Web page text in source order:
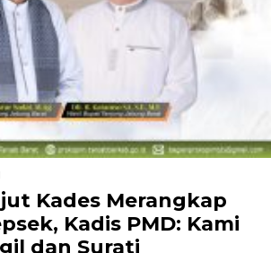
Kades Merangkap
Kadis PMD: Kami
dan Surati